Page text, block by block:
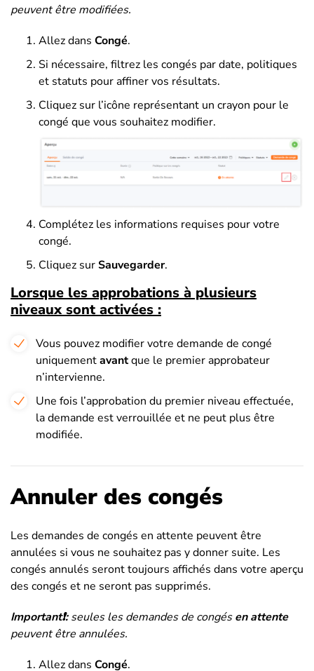
peuvent être modifiées.
Allez dans Congé.
Si nécessaire, filtrez les congés par date, politiques
et statuts pour affiner vos résultats.
Cliquez sur l’icône représentant un crayon pour le
congé que vous souhaitez modifier.
Complétez les informations requises pour votre
congé.
Cliquez surSauvegarder.
Lorsque les approbations à plusieurs
niveaux sont activées :
Vous pouvez modifier votre demande de congé
uniquementavantque le premier approbateur
n’intervienne.
Une fois l’approbation du premier niveau effectuée,
la demande est verrouillée et ne peut plus être
modifiée.
Annuler des congés
Les demandes de congés en attente peuvent être
annulées si vous ne souhaitez pas y donner suite. Les
congés annulés seront toujours affichés dans votre aperçu
des congés et ne seront pas supprimés.
Important❗:seules les demandes de congésen attente
peuvent être annulées.
Allez dans Congé.